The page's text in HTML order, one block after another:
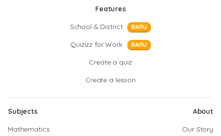
Features
School & District
BARU
Quizizz for Work BARU
Create a quiz
Create a lesson
Subjects
Mathematics
About
Our Story